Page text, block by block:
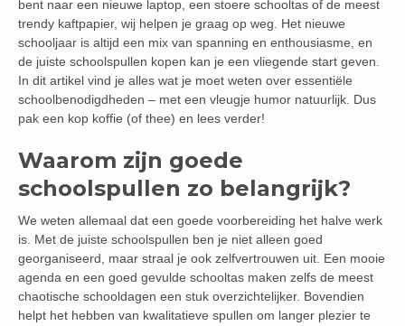
bent naar een nieuwe laptop, een stoere schooltas of de meest
trendy kaftpapier, wij helpen je graag op weg. Het nieuwe
schooljaar is altijd een mix van spanning en enthousiasme, en
de juiste schoolspullen kopen kan je een vliegende start geven.
In dit artikel vind je alles wat je moet weten over essentiële
schoolbenodigdheden – met een vleugje humor natuurlijk. Dus
pak een kop koffie (of thee) en lees verder!
Waarom zijn goede
schoolspullen zo belangrijk?
We weten allemaal dat een goede voorbereiding het halve werk
is. Met de juiste schoolspullen ben je niet alleen goed
georganiseerd, maar straal je ook zelfvertrouwen uit. Een mooie
agenda en een goed gevulde schooltas maken zelfs de meest
chaotische schooldagen een stuk overzichtelijker. Bovendien
helpt het hebben van kwalitatieve spullen om langer plezier te